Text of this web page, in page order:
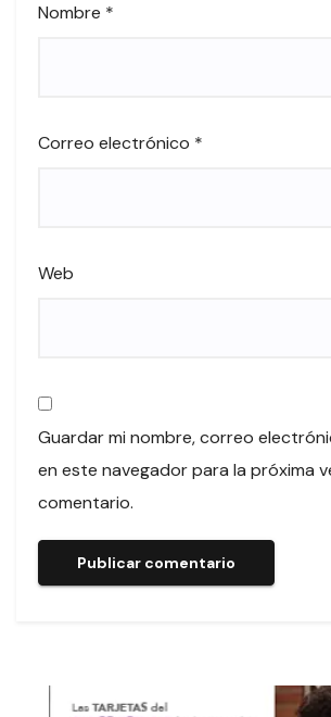
Nombre *
Correo electrónico *
Web
Guardar mi nombre, correo
en este navegador para la próxima
comentario.